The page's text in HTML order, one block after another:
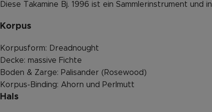
Diese Takamine Bj. 1996 ist ein Sammlerinstrument
Korpus
Korpusform: Dreadnought
Decke: massive Fichte
Boden & Zarge: Palisander (Rosewood)
Korpus-Binding: Ahorn und Perlmutt
Hals